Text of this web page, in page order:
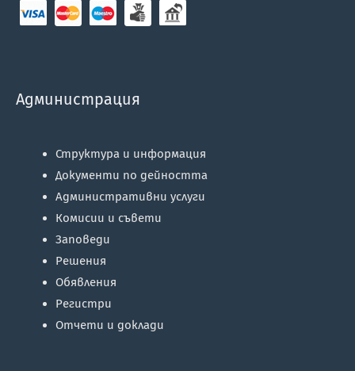
Администрация
Структура и информация
Документи по дейността
Административни услуги
Комисии и съвети
Заповеди
Решения
Обявления
Регистри
Отчети и доклади